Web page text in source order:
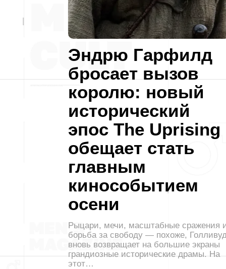
Эндрю Гарфилд
бросает вызов
королю: новый
исторический
эпос The Uprising
обещает стать
главным
кинособытием
осени
Рыцари, мечи, масштабные сражения
борьба за свободу — похоже,
вновь возвращает на большие экраны
грандиозные исторические драмы. На
этот…